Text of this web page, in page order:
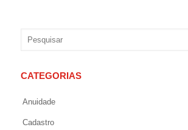
CATEGORIAS
Anuidade
Cadastro